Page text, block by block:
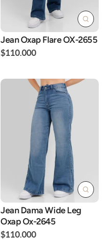
Jean Oxap Flare OX-2655
$110.000
Jean Dama Wide Leg
Oxap Ox-2645
$110.000